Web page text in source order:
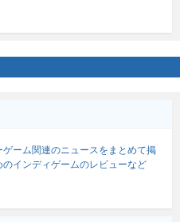
ゲーム関連のニュースをまとめて掲
インディゲームのレビューなど